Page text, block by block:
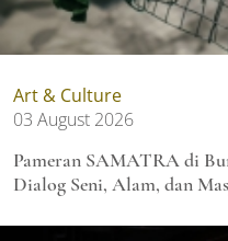
Art & Culture
03 August 2026
Pameran SAMATRA di
Dialog Seni, Alam, dan